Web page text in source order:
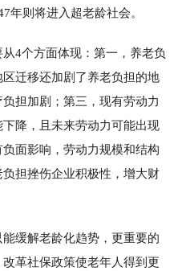
年则将进入超老龄社会。
4个方面体现：第一，养老负
迁移还加剧了养老负担的地
担加剧；第三，现有劳动力
降，且未来劳动力可能出现
面影响，劳动力规模和结构
担挫伤企业积极性，增大财
缓解老龄化趋势，更重要的
革社保政策使老年人得到更